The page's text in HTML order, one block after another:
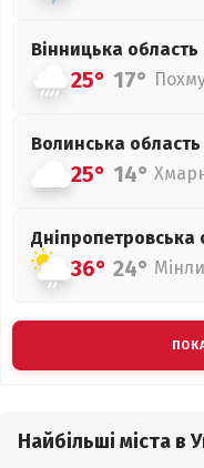
Вінницька область
25° 17°
Волинська область
25° 14°
Дніпропетровська
36° 24°
Найбільші міста в